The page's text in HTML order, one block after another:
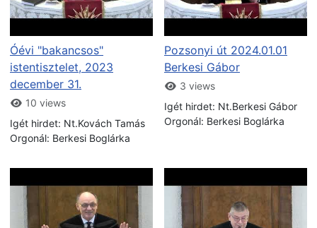
Óévi "bakancsos"
istentisztelet, 2023
december 31.
10 views
Igét hirdet: Nt.Kovách Tamás
Orgonál: Berkesi Boglárka
Pozsonyi út 2024.01.01
Berkesi Gábor
3 views
Igét hirdet: Nt.Berkesi Gábor
Orgonál: Berkesi Boglárka